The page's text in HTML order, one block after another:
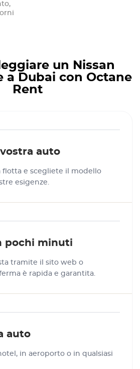
un Nissan
a Dubai con Octane
Rent
auto
flotta e scegliete il modello
esigenze.
pochi minuti
tramite il sito web o
è rapida e garantita.
auto
in aeroporto o in qualsiasi